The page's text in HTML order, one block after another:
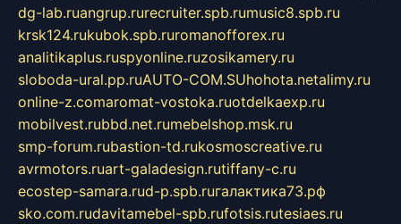
dg-lab.ruangrup.rurecruiter.spb.rumusic8.spb.ru
krsk124.rukubok.spb.ruromanofforex.ru
analitikaplus.ruspyonline.ruzosikamery.ru
sloboda-ural.pp.ruAUTO-COM.SUhohota.netalimy.ru
online-z.comaromat-vostoka.ruotdelkaexp.ru
mobilvest.rubbd.net.rumebelshop.msk.ru
smp-forum.rubastion-td.rukosmoscreative.ru
avrmotors.ruart-galadesign.rutiffany-c.ru
ecostep-samara.rud-p.spb.ruгалактика73.рф
sko.com.rudavitamebel-spb.rufotsis.rutesiaes.ru